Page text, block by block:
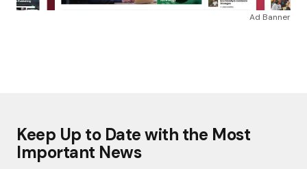
Ad Banner
Keep Up to Date with the Most
Important News